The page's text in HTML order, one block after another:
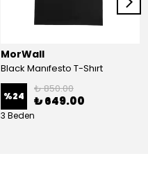
MorWall
Black Manıfesto T-Shırt
%24
₺ 850.00
₺ 649.00
3 Beden